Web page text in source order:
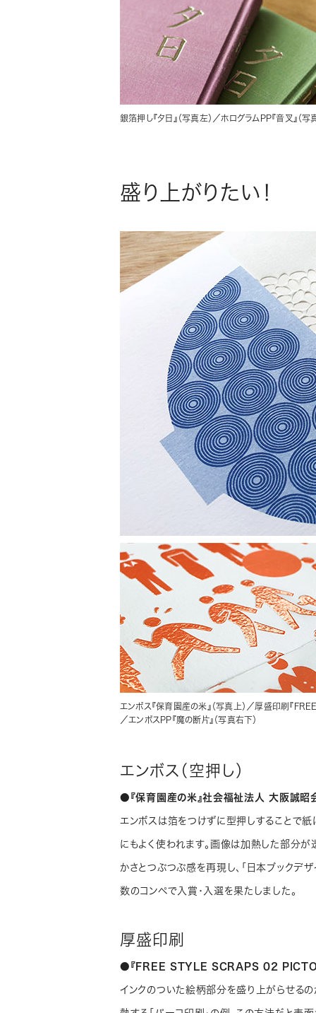
銀箔押し『夕日』（写真左）／ホログラムPP『音叉』（写
盛り上がりたい！
エンボス『保育園産の米』（写真上）／厚盛印刷『
／エンボスPP『魔の断片』（写真右下）
エンボス（空押し）
●『保育園産の米』社会福祉法人 大阪誠昭会
エンボスは箔をつけずに型押しすることで
にもよく使われます。画像は加熱した部分が
かさとつぶつぶ感を再現し、「日本ブックデ
数のコンペで入賞・入選を果たしました。
厚盛印刷
●『FREE STYLE SCRAPS 02
インクのついた絵柄部分を盛り上がらせる